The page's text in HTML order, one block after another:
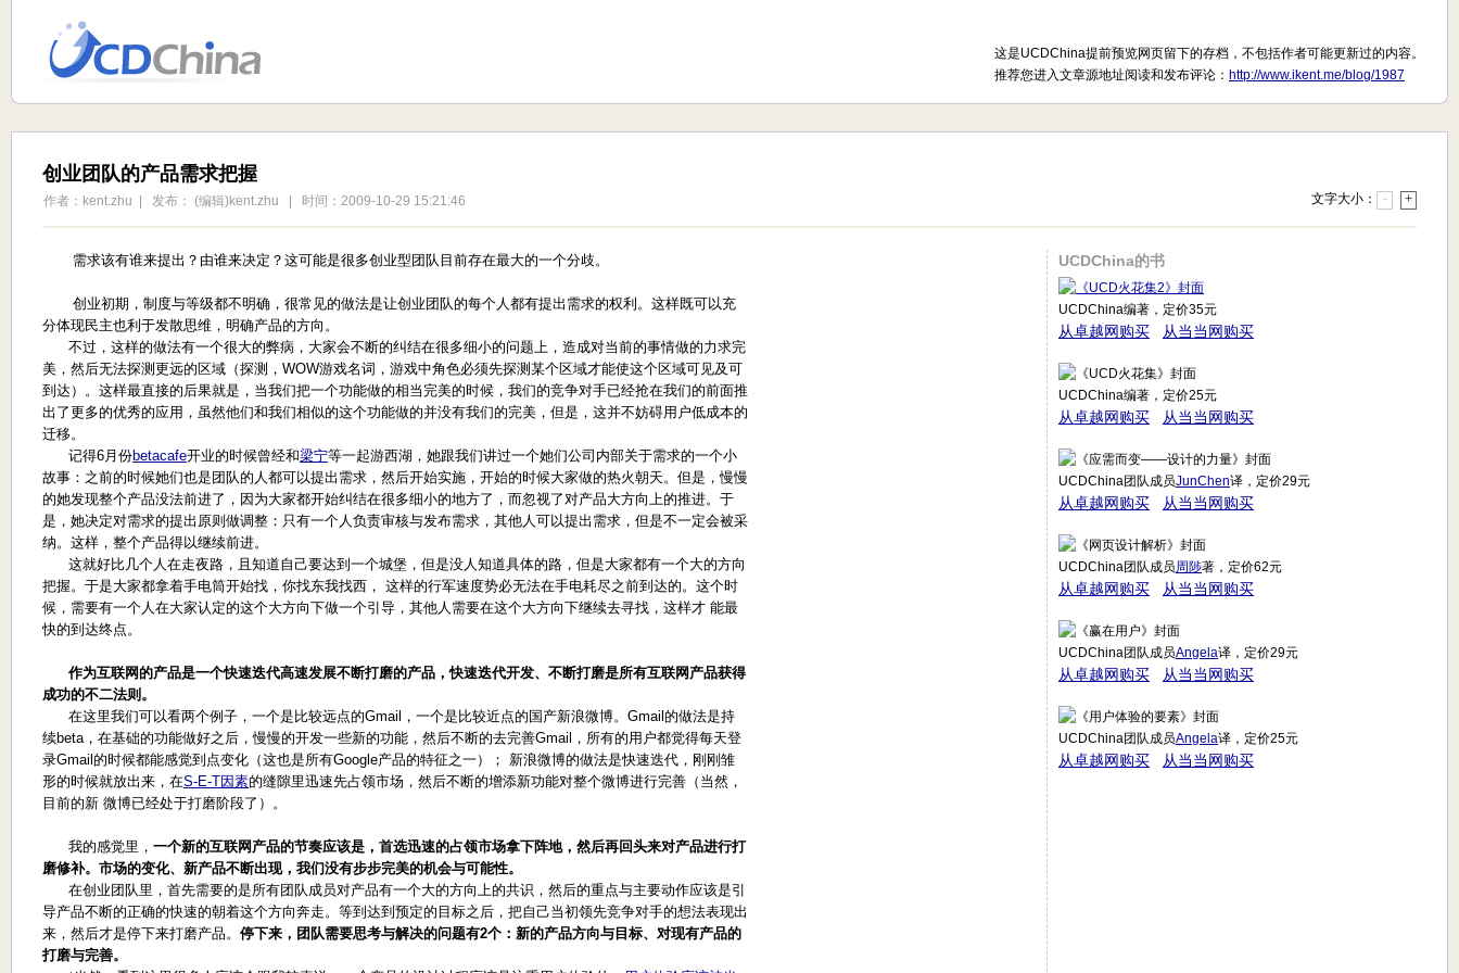
这是UCDChina提前预览网页留下的存档，不包括作者可能更新过的内容。
推荐您进入文章源地址阅读和发布评论： http://www.ikent.me/blog/1987
创业团队的产品需求把握
作者：kent.zhu | 发布： (编辑)kent.zhu | 时间：2009-10-29 15:21:46 文字大小： - +
需求该有谁来提出？由谁来决定？这可能是很多创业型团队目前存在最大的一个分歧。
创业初期，制度与等级都不明确，很常见的做法是让创业团队的每个人都有提出需求的权利。这样既可以充
分体现民主也利于发散思维，明确产品的方向。
不过，这样的做法有一个很大的弊病，大家会不断的纠结在很多细小的问题上，造成对当前的事情做的力求完
美，然后无法探测更远的区域（探测，WOW游戏名词，游戏中角色必须先探测某个区域才能使这个区域可见及可
到达）。这样最直接的后果就是，当我们把一个功能做的相当完美的时候，我们的竞争对手已经抢在我们的前面推
出了更多的优秀的应用，虽然他们和我们相似的这个功能做的并没有我们的完美，但是，这并不妨碍用户低成本的
迁移。
记得6月份betacafe开业的时候曾经和梁宁等一起游西湖，她跟我们讲过一个她们公司内部关于需求的一个小
故事：之前的时候她们也是团队的人都可以提出需求，然后开始实施，开始的时候大家做的热火朝天。但是，慢慢
的她发现整个产品没法前进了，因为大家都开始纠结在很多细小的地方了，而忽视了对产品大方向上的推进。于
是，她决定对需求的提出原则做调整：只有一个人负责审核与发布需求，其他人可以提出需求，但是不一定会被采
纳。这样，整个产品得以继续前进。
这就好比几个人在走夜路，且知道自己要达到一个城堡，但是没人知道具体的路，但是大家都有一个大的方向
把握。于是大家都拿着手电筒开始找，你找东我找西， 这样的行军速度势必无法在手电耗尽之前到达的。这个时
候，需要有一个人在大家认定的这个大方向下做一个引导，其他人需要在这个大方向下继续去寻找，这样才 能最
快的到达终点。
作为互联网的产品是一个快速迭代高速发展不断打磨的产品，快速迭代开发、不断打磨是所有互联网产品获得
成功的不二法则。
在这里我们可以看两个例子，一个是比较远点的Gmail，一个是比较近点的国产新浪微博。Gmail的做法是持
续beta，在基础的功能做好之后，慢慢的开发一些新的功能，然后不断的去完善Gmail，所有的用户都觉得每天登
录Gmail的时候都能感觉到点变化（这也是所有Google产品的特征之一）； 新浪微博的做法是快速迭代，刚刚雏
形的时候就放出来，在S-E-T因素的缝隙里迅速先占领市场，然后不断的增添新功能对整个微博进行完善（当然，
目前的新 微博已经处于打磨阶段了）。
我的感觉里， 一个新的互联网产品的节奏应该是，首选迅速的占领市场拿下阵地，然后再回头来对产品进行打
磨修补。市场的变化、新产品不断出现，我们没有步步完美的机会与可能性。
在创业团队里，首先需要的是所有团队成员对产品有一个大的方向上的共识，然后的重点与主要动作应该是引
导产品不断的正确的快速的朝着这个方向奔走。等到达到预定的目标之后，把自己当初领先竞争对手的想法表现出
来，然后才是停下来打磨产品。 停下来，团队需要思考与解决的问题有2个：新的产品方向与目标、对现有产品的
打磨与完善。
UCDChina的书
UCDChina编著，定价35元
从卓越网购买 从当当网购买
UCDChina编著，定价25元
从卓越网购买 从当当网购买
UCDChina团队成员JunChen译，定价29元
从卓越网购买 从当当网购买
UCDChina团队成员周陟著，定价62元
从卓越网购买 从当当网购买
UCDChina团队成员Angela译，定价29元
从卓越网购买 从当当网购买
UCDChina团队成员Angela译，定价25元
从卓越网购买 从当当网购买